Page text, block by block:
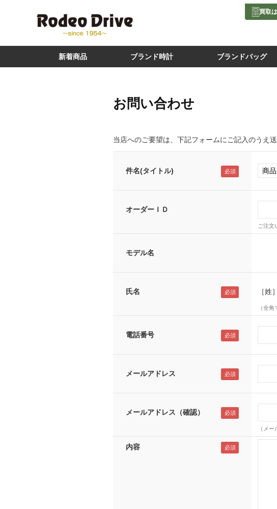
買取
新着商品 ブランド時計 ブランドバッグ
お問い合わせ
当店へのご要望は、下記フォームにご記入のうえ送
件名(タイトル)
オーダーＩＤ
ご注文
モデル名
氏名 ［姓］
（全
電話番号
メールアドレス
メールアドレス（確認）
（メ
内容